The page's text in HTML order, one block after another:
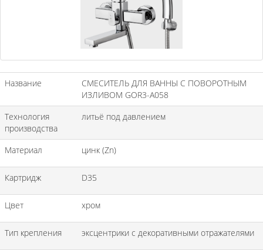
Название
СМЕСИТЕЛЬ ДЛЯ ВАННЫ С ПОВОРОТНЫМ
ИЗЛИВОМ GOR3-A058
Технология
производства
литьё под давлением
Материал цинк (Zn)
Картридж D35
Цвет хром
Тип крепления эксцентрики с декоративными отражателями